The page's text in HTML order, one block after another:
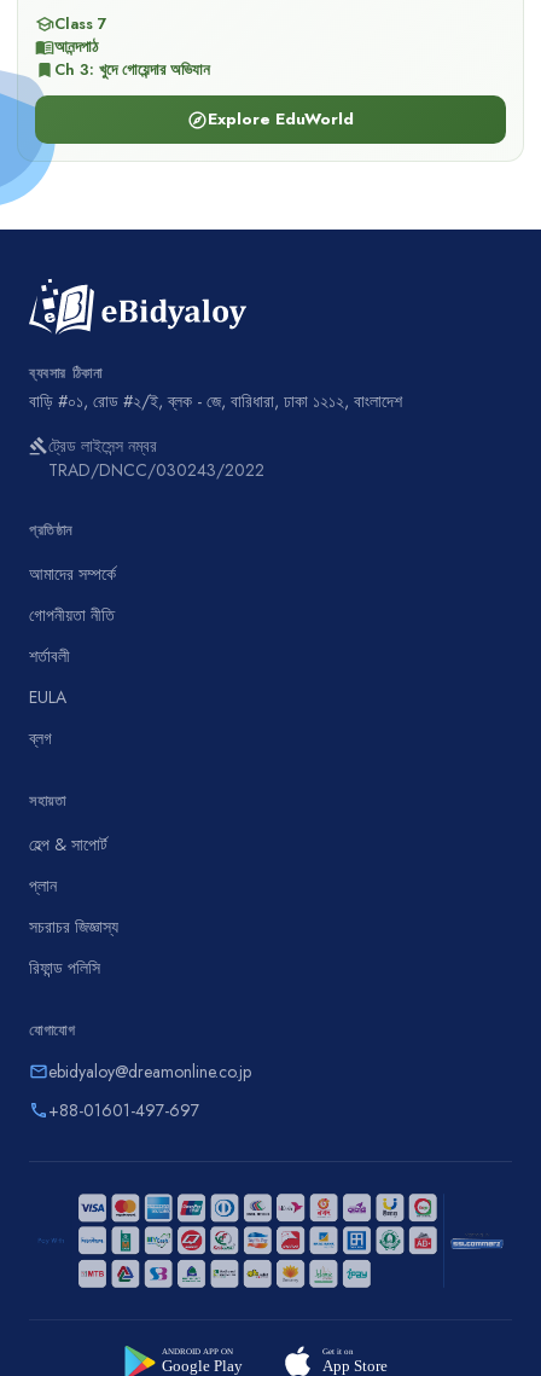
schoolClass 7
menu_bookআনন্দপাঠ
bookmark Ch 3: খুদে গোয়েন্দার অভিযান
exploreExplore EduWorld
ব্যবসার ঠিকানা
বাড়ি #০১, রোড #২/ই, ব্লক - জে, বারিধারা, ঢাকা ১২১২, বাংলাদেশ
gavelট্রেড লাইসেন্স নম্বর
TRAD/DNCC/030243/2022
প্রতিষ্ঠান
আমাদের সম্পর্কে
গোপনীয়তা নীতি
শর্তাবলী
EULA
ব্লগ
সহায়তা
হেল্প & সাপোর্ট
প্লান
সচরাচর জিজ্ঞাস্য
রিফান্ড পলিসি
যোগাযোগ
emailebidyaloy@dreamonline.co.jp
phone+88-01601-497-697